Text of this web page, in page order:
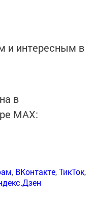
и интересным в
в
MАХ:
, ВКонтакте,ТикТок,